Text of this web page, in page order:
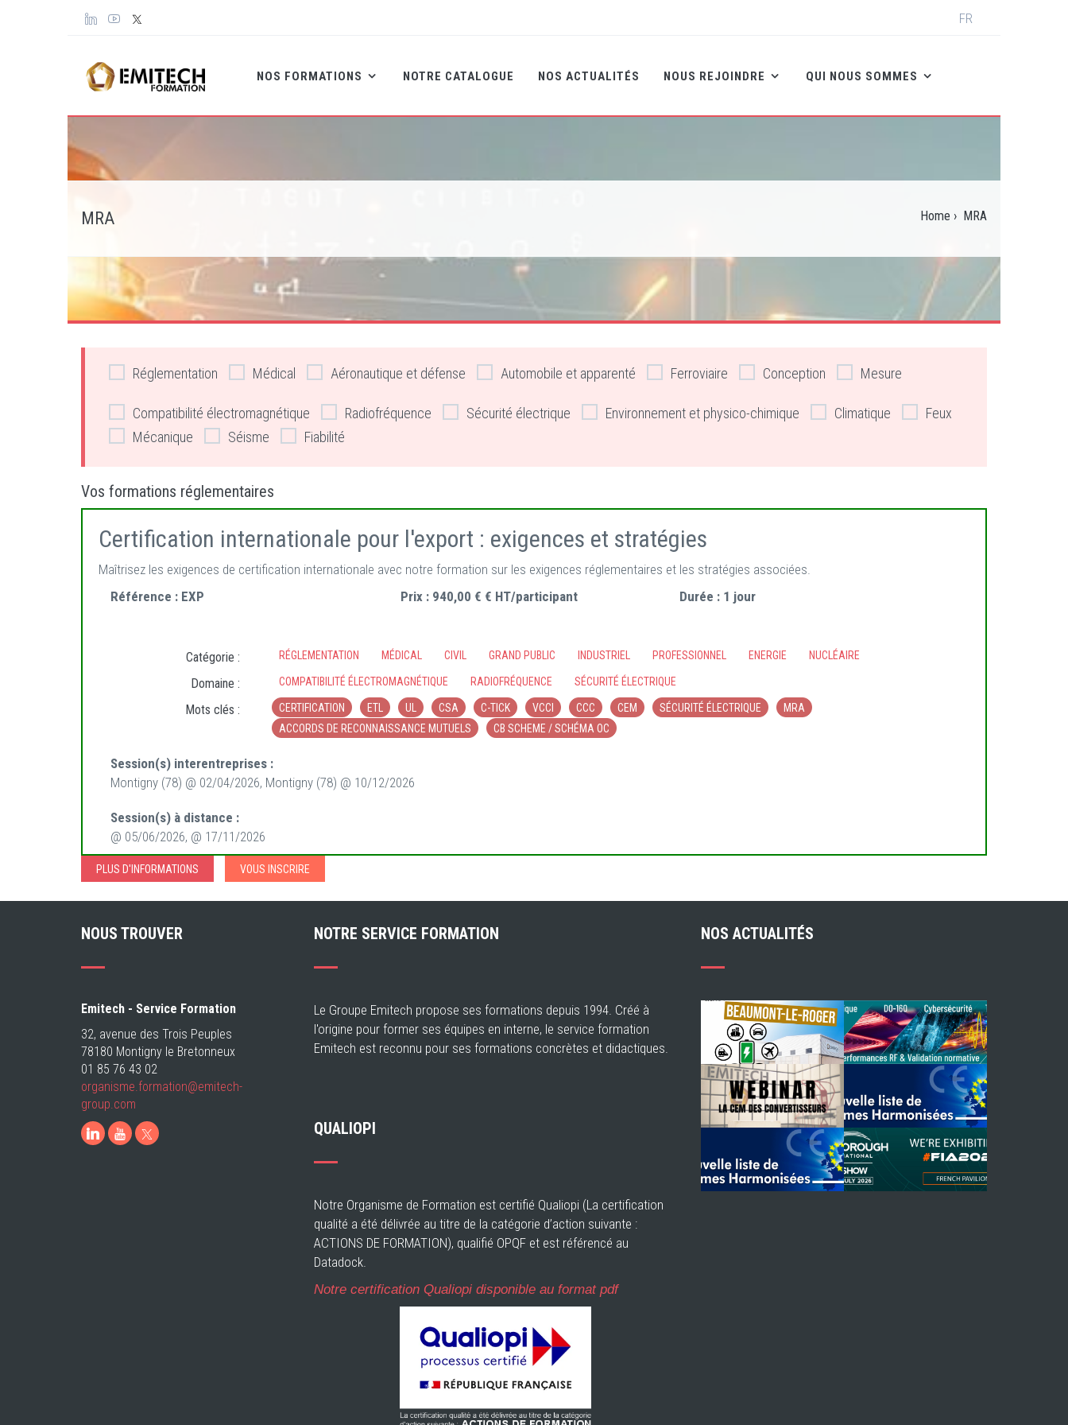
Panneau de gestion des cookies
Select
FR
NOS FORMATIONS NOTRE CATALOGUE NOS ACTUALITÉS NOUS REJOINDRE QUI NOUS SOMMES
MRA Home › MRA
Réglementation Médical Aéronautique et défense Automobile et apparenté Ferroviaire Conception Mesure
Compatibilité électromagnétique Radiofréquence Sécurité électrique Environnement et physico-chimique Climatique
Feux
Mécanique
Séisme Fiabilité
Vos formations réglementaires
Certification internationale pour l'export : exigences et stratégies
Maîtrisez les exigences de certification internationale avec notre formation sur les exigences réglementaires et les stratégies associées.
Référence : EXP Prix : 940,00 € € HT/participant Durée : 1 jour
Catégorie : RÉGLEMENTATION MÉDICAL CIVIL GRAND PUBLIC INDUSTRIEL PROFESSIONNEL ENERGIE NUCLÉAIRE
Domaine : COMPATIBILITÉ ÉLECTROMAGNÉTIQUE RADIOFRÉQUENCE SÉCURITÉ ÉLECTRIQUE
Mots clés : CERTIFICATION ETL UL CSA C-TICK VCCI CCC CEM SÉCURITÉ ÉLECTRIQUE
MRA
ACCORDS DE RECONNAISSANCE MUTUELS
CB SCHEME / SCHÉMA OC
Session(s) interentreprises :
Montigny (78) @ 02/04/2026, Montigny (78) @ 10/12/2026
Session(s) à distance :
@ 05/06/2026, @ 17/11/2026
PLUS D'INFORMATIONS VOUS INSCRIRE
NOUS TROUVER
Emitech - Service Formation
32, avenue des Trois Peuples
78180 Montigny le Bretonneux
01 85 76 43 02
organisme.formation@emitech-
group.com
LinkedIn
Youtube
NOTRE SERVICE FORMATION
Le Groupe Emitech propose ses formations depuis 1994. Créé à
l'origine pour former ses équipes en interne, le service formation
Emitech est reconnu pour ses formations concrètes et didactiques.
QUALIOPI
Notre Organisme de Formation est certifié Qualiopi (La certification
qualité a été délivrée au titre de la catégorie d’action suivante :
ACTIONS DE FORMATION), qualifié OPQF et est référencé au
Datadock.
Notre certification Qualiopi disponible au format pdf
NOS ACTUALITÉS